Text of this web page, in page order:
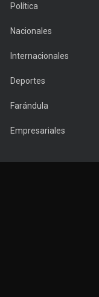
Política
Nacionales
Internacionales
Deportes
Farándula
Empresariales